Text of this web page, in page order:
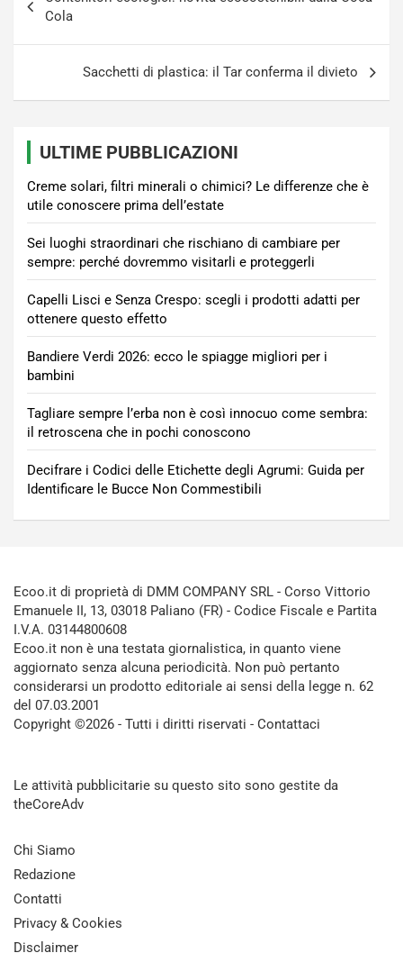
articoli
Cola
Sacchetti di plastica: il Tar conferma il divieto
ULTIME PUBBLICAZIONI
Creme solari, filtri minerali o chimici? Le differenze che è
utile conoscere prima dell’estate
Sei luoghi straordinari che rischiano di cambiare per
sempre: perché dovremmo visitarli e proteggerli
Capelli Lisci e Senza Crespo: scegli i prodotti adatti per
ottenere questo effetto
Bandiere Verdi 2026: ecco le spiagge migliori per i
bambini
Tagliare sempre l’erba non è così innocuo come sembra:
il retroscena che in pochi conoscono
Decifrare i Codici delle Etichette degli Agrumi: Guida per
Identificare le Bucce Non Commestibili
Ecoo.it di proprietà di DMM COMPANY SRL - Corso Vittorio
Emanuele II, 13, 03018 Paliano (FR) - Codice Fiscale e Partita
I.V.A. 03144800608
Ecoo.it non è una testata giornalistica, in quanto viene
aggiornato senza alcuna periodicità. Non può pertanto
considerarsi un prodotto editoriale ai sensi della legge n. 62
del 07.03.2001
Copyright ©2026 - Tutti i diritti riservati - Contattaci
Le attività pubblicitarie su questo sito sono gestite da
theCoreAdv
Chi Siamo
Redazione
Contatti
Privacy & Cookies
Disclaimer